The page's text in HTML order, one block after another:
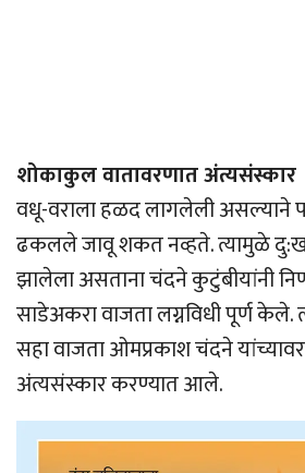
शोकाकुल वातावरणात अंत्यसंस्कार
वधू-वराला हळद लागलेली असल्याने
ढकलले जावू शकत नव्हते. त्यामुळे
झालेला असताना चंदने कुटुंबीयांनी
साडेअकरा वाजता लग्नविधी पूर्ण केले.
सहा वाजता ओमप्रकाश चंदने
अंत्यसंस्कार करण्यात आले.